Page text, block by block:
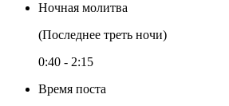
Ночная молитва
(Последнее треть ночи)
0:40 - 2:15
Время поста